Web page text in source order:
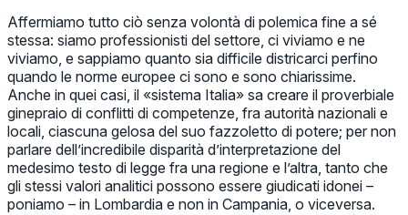
Affermiamo tutto ciò senza volontà di polemica fine a sé
stessa: siamo professionisti del settore, ci viviamo e ne
viviamo, e sappiamo quanto sia difficile districarci perfino
quando le norme europee ci sono e sono chiarissime.
Anche in quei casi, il «sistema Italia» sa creare il proverbiale
ginepraio di conflitti di competenze, fra autorità nazionali e
locali, ciascuna gelosa del suo fazzoletto di potere; per non
parlare dell’incredibile disparità d’interpretazione del
medesimo testo di legge fra una regione e l’altra, tanto che
gli stessi valori analitici possono essere giudicati idonei –
poniamo – in Lombardia e non in Campania, o viceversa.